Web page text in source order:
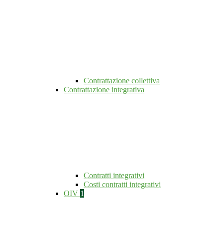
Contrattazione collettiva
Contrattazione integrativa
Contratti integrativi
Costi contratti integrativi
OIV 1